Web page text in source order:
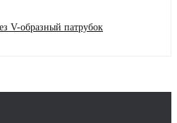
V-образный патрубок